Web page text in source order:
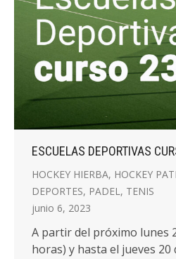
ESCUELAS DEPORTIVAS
HOCKEY HIERBA, HOCKEY
DEPORTES, PADEL, TENIS
junio 6, 2023
A partir del próximo lunes
horas) y hasta el jueves 20